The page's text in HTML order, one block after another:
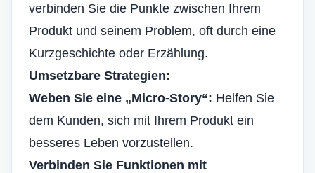
verbinden Sie die Punkte zwischen Ihrem
Produkt und seinem Problem, oft durch eine
Kurzgeschichte oder Erzählung.
Umsetzbare Strategien:
Weben Sie eine „Micro-Story“: Helfen Sie
dem Kunden, sich mit Ihrem Produkt ein
besseres Leben vorzustellen.
Verbinden Sie Funktionen mit